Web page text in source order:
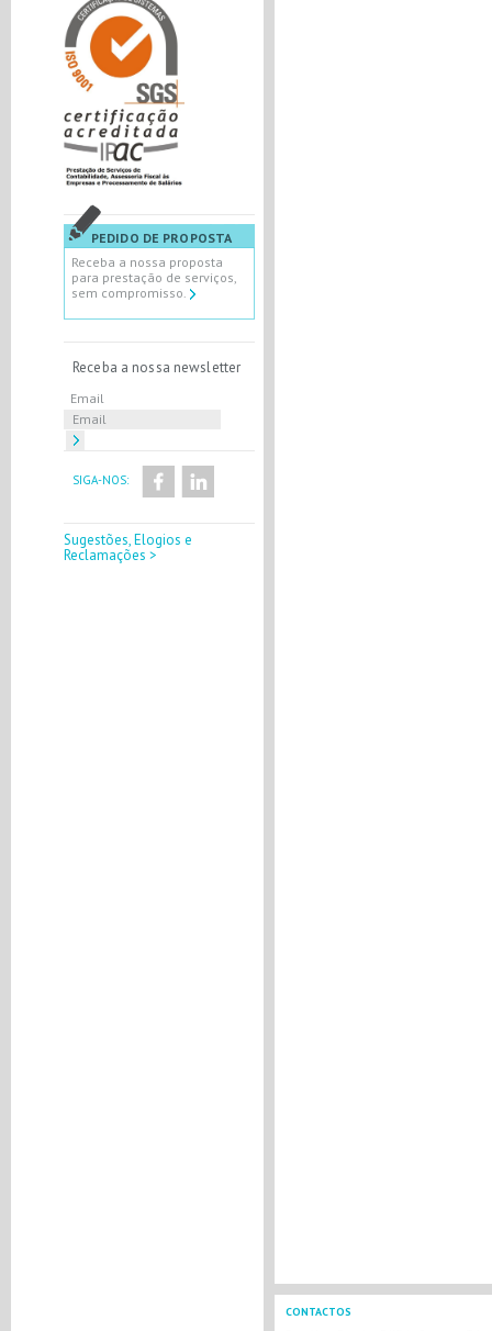
PEDIDO DE PROPOSTA
Receba a nossa proposta
para prestação de serviços,
sem compromisso.
Receba a nossa newsletter
Email
SIGA-NOS:
Sugestões, Elogios e
Reclamações >
CONTACTOS